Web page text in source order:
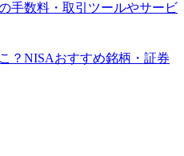
手数料・取引ツールやサービ
？NISAおすすめ銘柄・証券